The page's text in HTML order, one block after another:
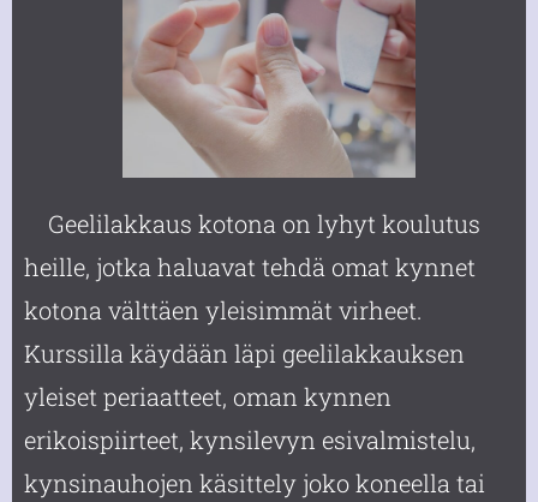
Geelilakkaus kotona on lyhyt koulutus
heille, jotka haluavat tehdä omat kynnet
kotona välttäen yleisimmät virheet.
Kurssilla käydään läpi geelilakkauksen
yleiset periaatteet, oman kynnen
erikoispiirteet, kynsilevyn esivalmistelu,
kynsinauhojen käsittely joko koneella tai